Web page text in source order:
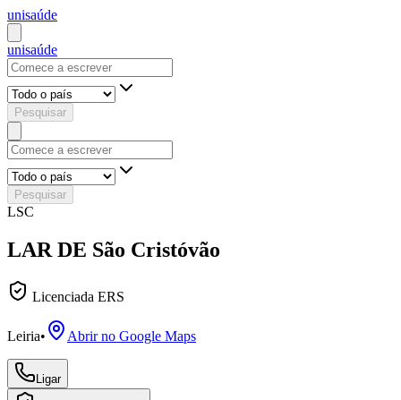
unisaúde
unisaúde
Pesquisar
Pesquisar
LSC
LAR DE São Cristóvão
Licenciada ERS
Leiria• Abrir no Google Maps
Ligar